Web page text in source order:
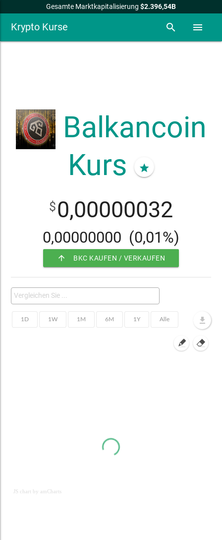
Gesamte Marktkapitalisierung $2.396,54B
Krypto Kurse search menu
Balkancoin
Kurs
star
$0,00000032
0,00000000 (0,01%)
arrow_upward BKC KAUFEN / VERKAUFEN
JS chart by amCharts